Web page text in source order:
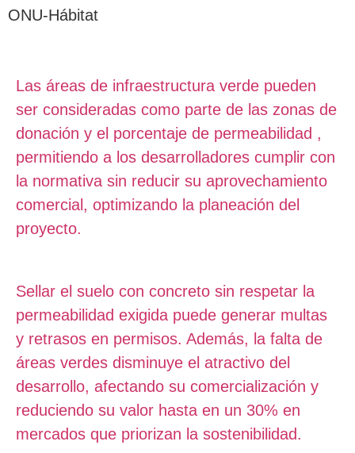
ONU-Hábitat
Las áreas de infraestructura verde pueden
ser consideradas como parte de las zonas de
donación y el porcentaje de permeabilidad ,
permitiendo a los desarrolladores cumplir con
la normativa sin reducir su aprovechamiento
comercial, optimizando la planeación del
proyecto.
Sellar el suelo con concreto sin respetar la
permeabilidad exigida puede generar multas
y retrasos en permisos. Además, la falta de
áreas verdes disminuye el atractivo del
desarrollo, afectando su comercialización y
reduciendo su valor hasta en un 30% en
mercados que priorizan la sostenibilidad.